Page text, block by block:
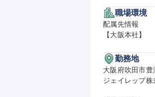
職場環境
配属先情報
【大阪本社】
勤務地
大阪府吹田市豊
ジェイレップ株